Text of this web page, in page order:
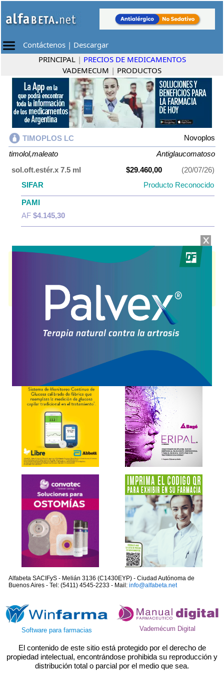
Contáctenos | Descargar
PRINCIPAL | PRECIOS DE MEDICAMENTOS
VADEMECUM | PRODUCTOS
TIMOPLOS LC
Novoplos
timolol,maleato
Antiglaucomatoso
sol.oft.estér.x 7.5 ml
$29.460,00
(20/07/26)
SIFAR
Producto Reconocido
PAMI
AF $4.145,30
contienetimolol,maleatoy se indica como
Algunas presentaciones cuentan con cobertura PAMI.
Explorar más
Otros productos contimolol,maleato
Alfabeta SACIFyS - Melián 3136 (C1430EYP) - Ciudad Autónoma de
Buenos Aires - Tel: (5411) 4545-2233 - Mail: info@alfabeta.net
Software para farmacias Vademécum Digital
El contenido de este sitio está protegido por el derecho de
propiedad intelectual, encontrándose prohibida su reproducción y
distribución total o parcial por el medio que sea.